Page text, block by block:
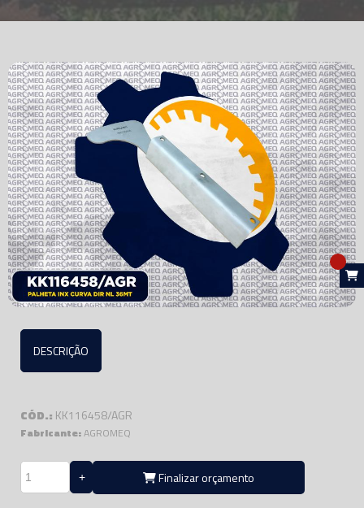
DESCRIÇÃO
CÓD.: KK116458/AGR
Fabricante:AGROMEQ
Finalizar orçamento